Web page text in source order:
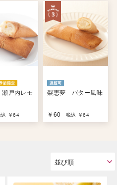
戸内レモ
込 ￥64
梨恵夢 バター風味
￥60 税込 ￥64